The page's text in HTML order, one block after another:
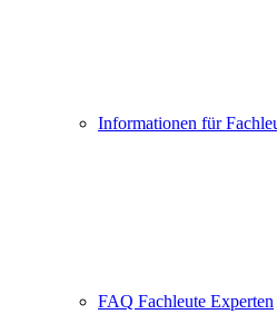
Informationen für
FAQ Fachleute Experten